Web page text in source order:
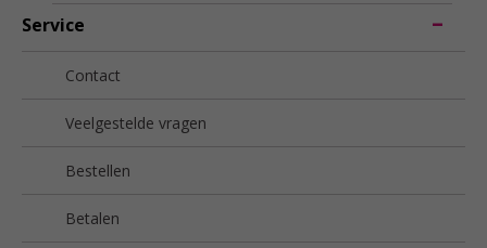
Service
Contact
Veelgestelde vragen
Bestellen
Betalen